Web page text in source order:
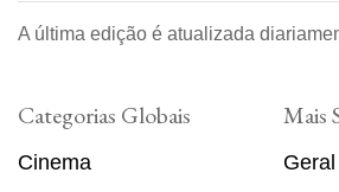
A última edição é atualizada
Categorias Globais
Cinema
Mais
Geral